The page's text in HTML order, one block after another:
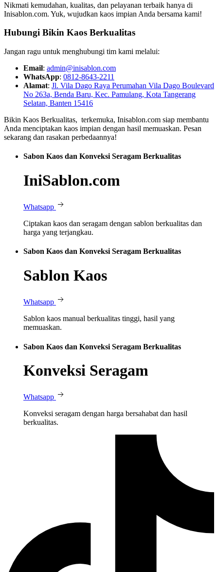
Nikmati kemudahan, kualitas, dan pelayanan terbaik hanya di
Inisablon.com. Yuk, wujudkan kaos impian Anda bersama kami!
Hubungi Bikin Kaos Berkualitas
Jangan ragu untuk menghubungi tim kami melalui:
Email: admin@inisablon.com
WhatsApp: 0812-8643-2211
Alamat: Jl. Vila Dago Raya Perumahan Vila Dago Boulevard
No 263a, Benda Baru, Kec. Pamulang, Kota Tangerang
Selatan, Banten 15416
Bikin Kaos Berkualitas, terkemuka, Inisablon.com siap membantu
Anda menciptakan kaos impian dengan hasil memuaskan. Pesan
sekarang dan rasakan perbedaannya!
Sabon Kaos dan Konveksi Seragam Berkualitas
IniSablon.com
Whatsapp
Ciptakan kaos dan seragam dengan sablon berkualitas dan
harga yang terjangkau.
Sabon Kaos dan Konveksi Seragam Berkualitas
Sablon Kaos
Whatsapp
Sablon kaos manual berkualitas tinggi, hasil yang
memuaskan.
Sabon Kaos dan Konveksi Seragam Berkualitas
Konveksi Seragam
Whatsapp
Konveksi seragam dengan harga bersahabat dan hasil
berkualitas.